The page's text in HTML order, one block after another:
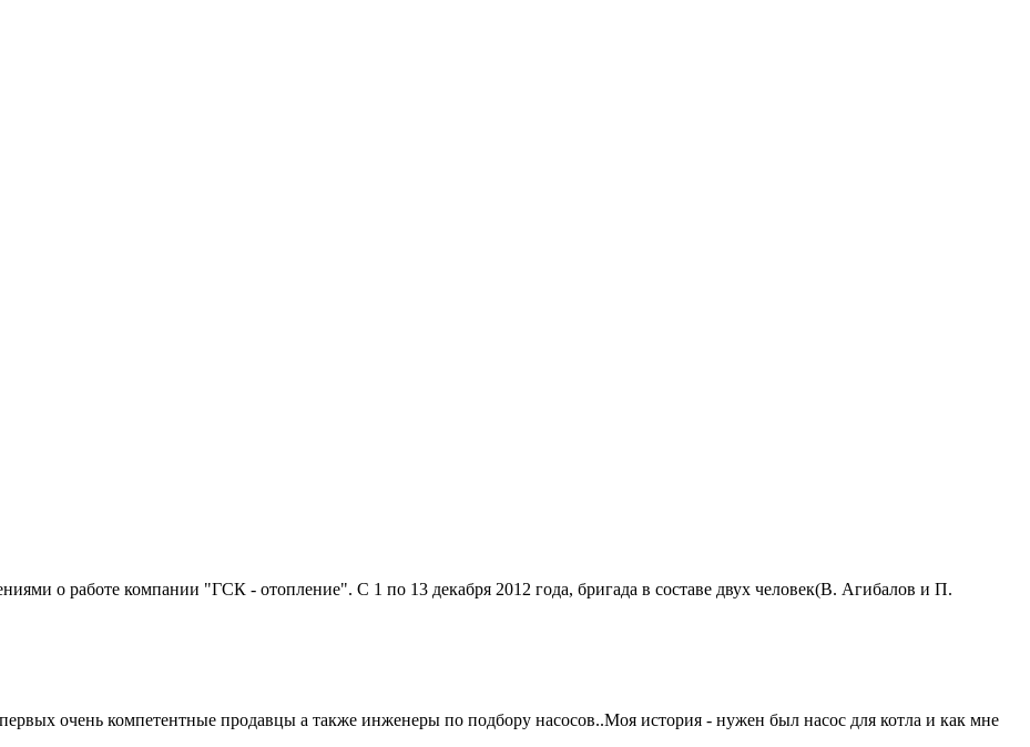
о работе компании "ГСК - отопление". С 1 по 13 декабря 2012 года, бригада в составе двух человек(В. Агибалов и П.
очень компетентные продавцы а также инженеры по подбору насосов..Моя история - нужен был насос для котла и как мне